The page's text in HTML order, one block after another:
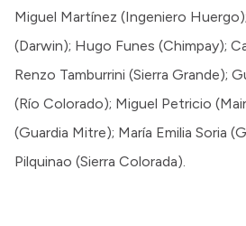
Miguel Martínez (Ingeniero
(Darwin); Hugo Funes (Chimpay);
Renzo Tamburrini (Sierra Grande);
(Río Colorado); Miguel Petricio
(Guardia Mitre); María Emilia Soria
Pilquinao (Sierra Colorada).